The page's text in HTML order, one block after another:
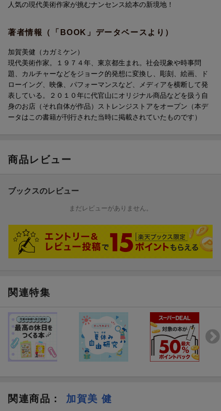
人気の現代美術作家が挑むナンセンス絵本の新境地！
著者情報（「BOOK」データベースより）
加賀美健（カガミケン）
現代美術作家。１９７４年、東京都生まれ。社会現象や時事問
題、カルチャーなどをジョーク的発想に変換し、彫刻、絵画、ド
ローイング、映像、パフォーマンスなど、メディアを横断して発
表している。２０１０年に代官山にオリジナル商品などを扱う自
身のお店（それ自体が作品）ストレンジストアをオープン（本デ
ータはこの書籍が刊行された当時に掲載されていたものです）
商品レビュー
ブックスのレビュー
まだレビューがありません。
関連特集
関連商品 ： 加賀美 健